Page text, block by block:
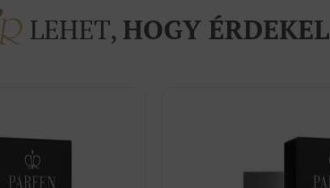
LEHET, HOGY ÉRDEKEL